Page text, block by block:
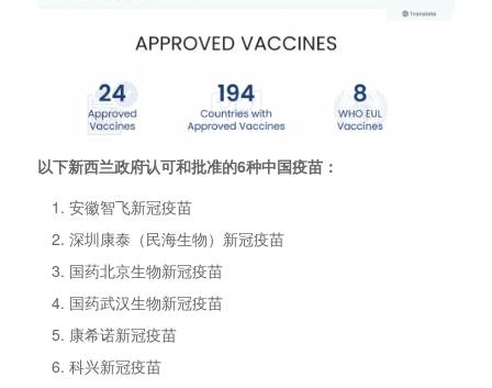
以下新西兰政府认可和批准的6种中国疫苗：
安徽智飞新冠疫苗
深圳康泰（民海生物）新冠疫苗
国药北京生物新冠疫苗
国药武汉生物新冠疫苗
康希诺新冠疫苗
科兴新冠疫苗